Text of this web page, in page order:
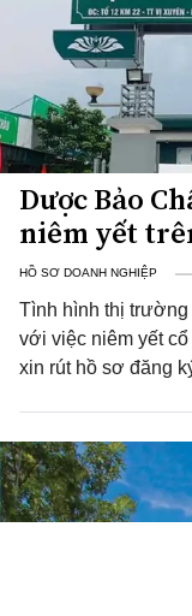
Dược Bảo
niêm yết
HỒ SƠ DOANH NGHIỆP
Tình hình thị
với việc niêm yết
xin rút hồ sơ đăng